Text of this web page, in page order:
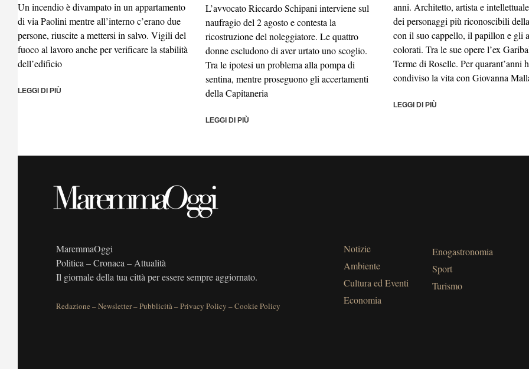
Un incendio è divampato in un appartamento
di via Paolini mentre all’interno c’erano due
persone, riuscite a mettersi in salvo. Vigili del
fuoco al lavoro anche per verificare la stabilità
dell’edificio
LEGGI DI PIÙ
L’avvocato Riccardo Schipani interviene sul
naufragio del 2 agosto e contesta la
ricostruzione del noleggiatore. Le quattro
donne escludono di aver urtato uno scoglio.
Tra le ipotesi un problema alla pompa di
sentina, mentre proseguono gli accertamenti
della Capitaneria
LEGGI DI PIÙ
anni. Architetto, artista e
dei personaggi più riconoscibili
con il suo cappello, il papillon e gli
colorati. Tra le sue opere l’ex
Terme di Roselle. Per quarant’anni
condiviso la vita con Giovanna
LEGGI DI PIÙ
MaremmaOggi
Politica – Cronaca – Attualità
Il giornale della tua città per essere sempre aggiornato.
Redazione –Newsletter–Pubblicità–Privacy Policy –Cookie Policy
Notizie
Ambiente
Cultura ed Eventi
Economia
Enogastronomia
Sport
Turismo